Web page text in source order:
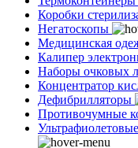
Коробки
Негатоскопы
Медицинская
Калипер
Наборы очковых
Концентратор
Дефибрилляторы
Противочумные